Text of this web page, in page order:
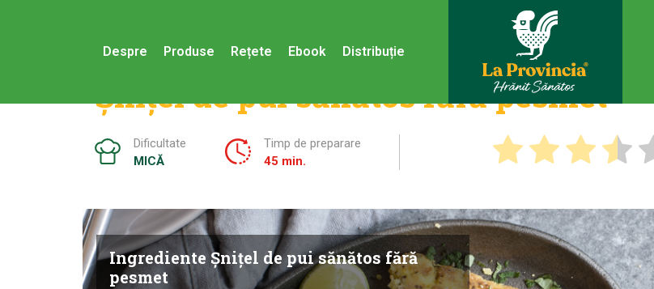
Despre Produse Rețete Ebook Distribuție
Șnițel de pui sănătos fără pesmet
Dificultate
MICĂ
Timp de preparare
45 min.
Ingrediente Șnițel de pui sănătos fără
pesmet